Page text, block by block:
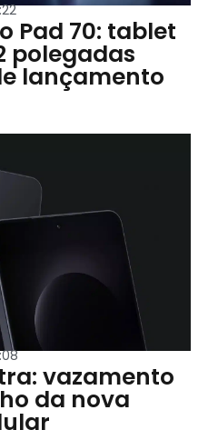
Pad 70: tablet
polegadas
lançamento
vazamento
da nova